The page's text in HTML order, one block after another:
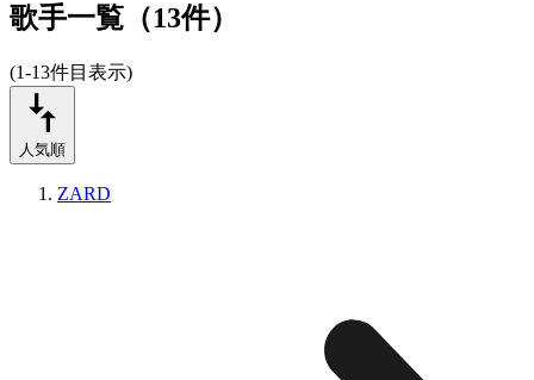
歌手一覧（13件）
(1-13件目表示)
人気順
ZARD